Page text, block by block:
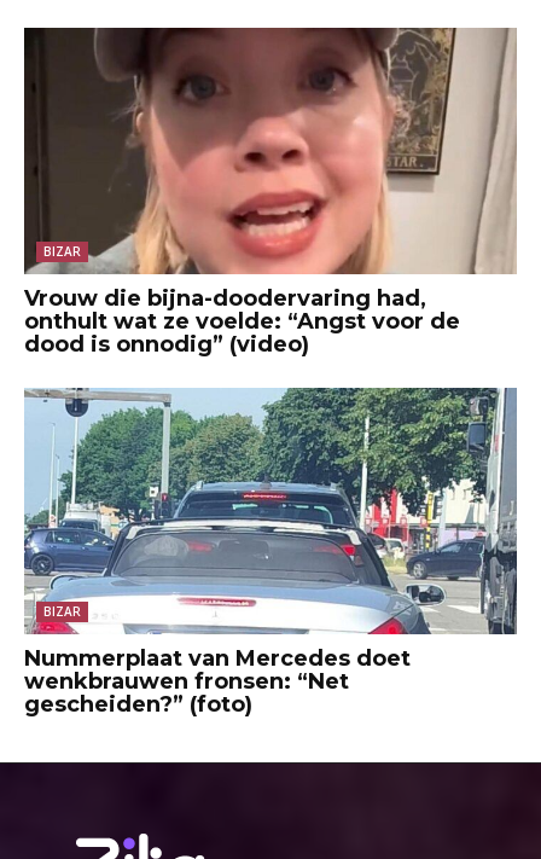
BIZAR
Vrouw die bijna-doodervaring had,
onthult wat ze voelde: “Angst voor de
dood is onnodig” (video)
BIZAR
Nummerplaat van Mercedes doet
wenkbrauwen fronsen: “Net
gescheiden?” (foto)